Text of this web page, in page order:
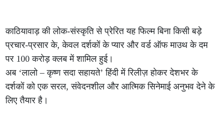
काठियावाड़ की लोक-संस्कृति से प्रेरित यह फिल्म बिना किसी बड़े
प्रचार-प्रसार के, केवल दर्शकों के प्यार और वर्ड ऑफ माउथ के दम
पर 100 करोड़ क्लब में शामिल हुई।
अब ‘लालो – कृष्ण सदा सहायते’ हिंदी में रिलीज़ होकर देशभर के
दर्शकों को एक सरल, संवेदनशील और आत्मिक सिनेमाई अनुभव देने के
लिए तैयार है।